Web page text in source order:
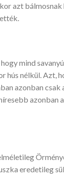
azt
mind
nélkül. Azt,
azonban csak
azonban
eredetileg